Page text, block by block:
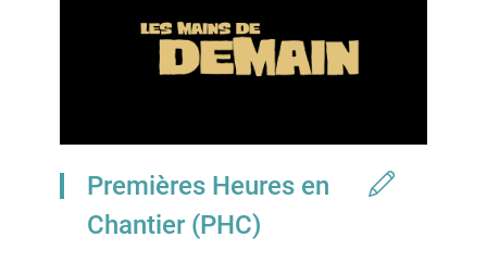
Premières Heures en
Chantier (PHC)